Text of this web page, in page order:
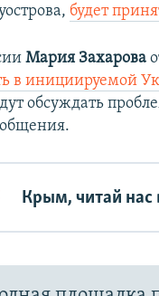
будет
Мария Захарова
в инициируемой
обсуждать
Крым, читай нас